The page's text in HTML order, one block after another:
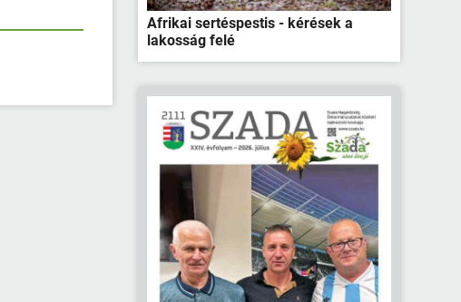
Afrikai sertéspestis - kérések a
lakosság felé